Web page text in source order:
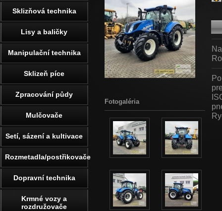
Fotogaléria
Sklizňová technika
Lisy a baličky
Manipulační technika
Sklizeň píce
Zpracování půdy
Mulčovače
Setí, sázení a kultivace
Rozmetadla/postřikovače
Dopravní technika
Krmné vozy a
rozdružovače